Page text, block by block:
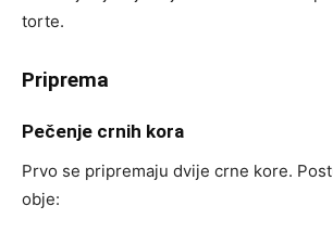
torte.
Priprema
Pečenje crnih kora
Prvo se pripremaju dvije crne kore.
obje: